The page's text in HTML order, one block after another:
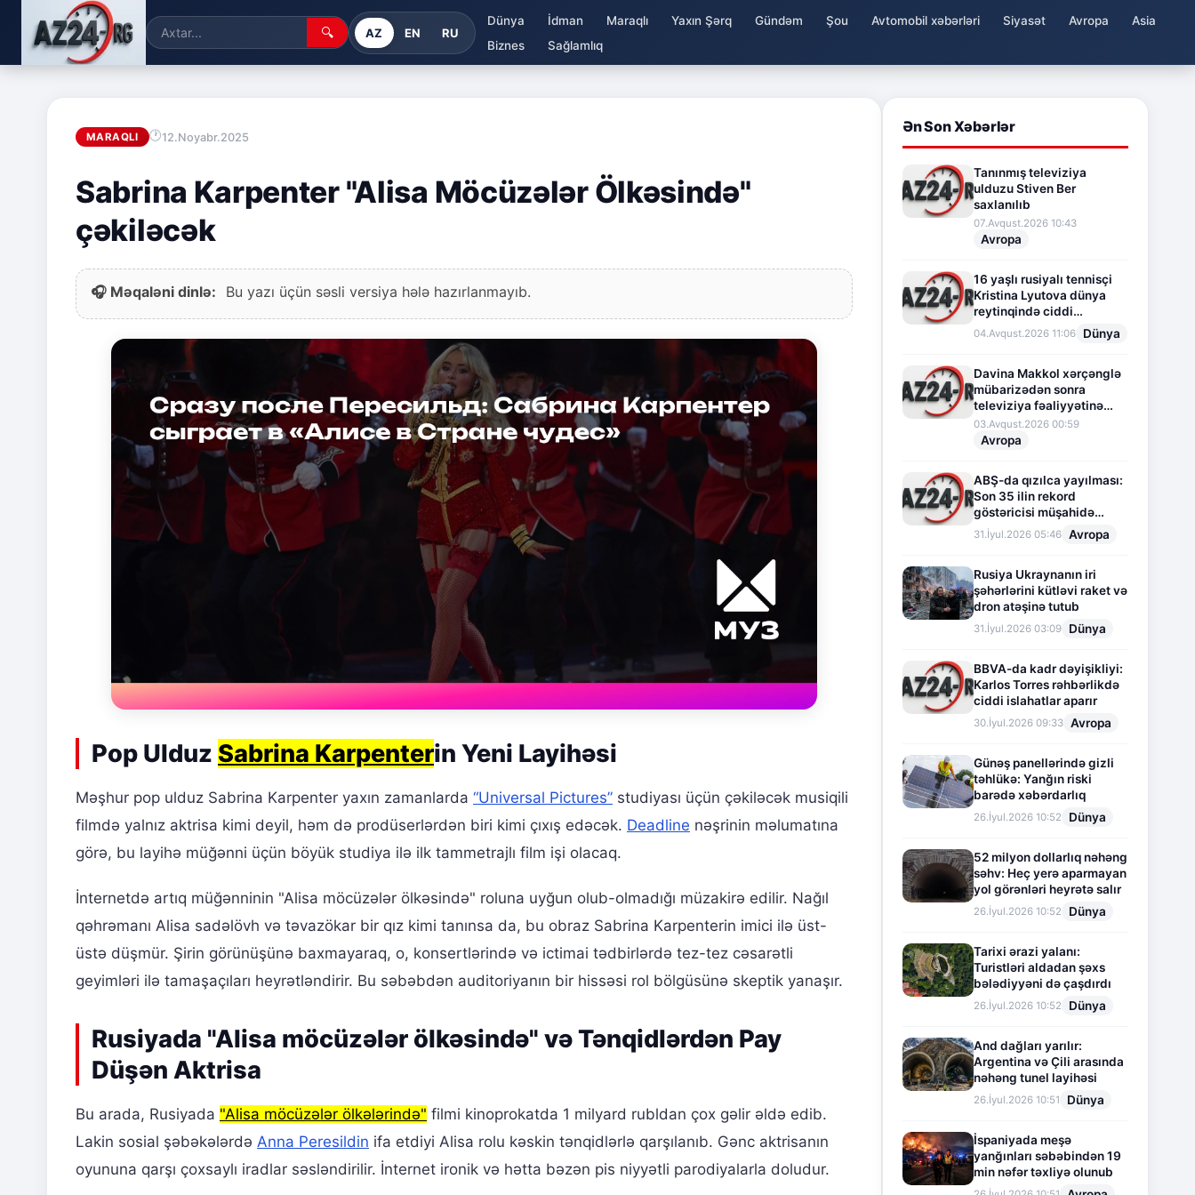
🔍 AZ EN RU
Dünya İdman Maraqlı Yaxın Şərq Gündəm Şou Avtomobil xəbərləri Siyasət Avropa
Asia
Biznes
Sağlamlıq
MARAQLI 12.Noyabr.2025
Sabrina Karpenter "Alisa Möcüzələr Ölkəsində"
çəkiləcək
🎧 Məqaləni dinlə: Bu yazı üçün səsli versiya hələ hazırlanmayıb.
Pop Ulduz Sabrina Karpenterin Yeni Layihəsi
Məşhur pop ulduz Sabrina Karpenter yaxın zamanlarda “Universal Pictures” studiyası üçün çəkiləcək musiqili
filmdə yalnız aktrisa kimi deyil, həm də prodüserlərdən biri kimi çıxış edəcək. Deadline nəşrinin məlumatına
görə, bu layihə müğənni üçün böyük studiya ilə ilk tammetrajlı film işi olacaq.
İnternetdə artıq müğənninin "Alisa möcüzələr ölkəsində" roluna uyğun olub-olmadığı müzakirə edilir. Nağıl
qəhrəmanı Alisa sadəlövh və təvazökar bir qız kimi tanınsa da, bu obraz Sabrina Karpenterin imici ilə üst-
üstə düşmür. Şirin görünüşünə baxmayaraq, o, konsertlərində və ictimai tədbirlərdə tez-tez cəsarətli
geyimləri ilə tamaşaçıları heyrətləndirir. Bu səbəbdən auditoriyanın bir hissəsi rol bölgüsünə skeptik yanaşır.
Rusiyada "Alisa möcüzələr ölkəsində" və Tənqidlərdən Pay
Düşən Aktrisa
Bu arada, Rusiyada "Alisa möcüzələr ölkələrində" filmi kinoprokatda 1 milyard rubldan çox gəlir əldə edib.
Lakin sosial şəbəkələrdə Anna Peresildin ifa etdiyi Alisa rolu kəskin tənqidlərlə qarşılanıb. Gənc aktrisanın
oyununa qarşı çoxsaylı iradlar səsləndirilir. İnternet ironik və hətta bəzən pis niyyətli parodiyalarla doludur.
Ən Son Xəbərlər
Tanınmış televiziya
ulduzu Stiven Ber
saxlanılıb
07.Avqust.2026 10:43
Avropa
16 yaşlı rusiyalı tennisçi
Kristina Lyutova dünya
reytinqində ciddi
irəliləyişə imza atdı
04.Avqust.2026 11:06 Dünya
Davina Makkol xərçənglə
mübarizədən sonra
televiziya fəaliyyətinə
fasilə verir
03.Avqust.2026 00:59
Avropa
ABŞ-da qızılca yayılması:
Son 35 ilin rekord
göstəricisi müşahidə
olunur
31.İyul.2026 05:46 Avropa
Rusiya Ukraynanın iri
şəhərlərini kütləvi raket və
dron atəşinə tutub
31.İyul.2026 03:09 Dünya
BBVA-da kadr dəyişikliyi:
Karlos Torres rəhbərlikdə
ciddi islahatlar aparır
30.İyul.2026 09:33 Avropa
Günəş panellərində gizli
təhlükə: Yanğın riski
barədə xəbərdarlıq
26.İyul.2026 10:52 Dünya
52 milyon dollarlıq nəhəng
səhv: Heç yerə aparmayan
yol görənləri heyrətə salır
26.İyul.2026 10:52 Dünya
Tarixi ərazi yalanı:
Turistləri aldadan şəxs
bələdiyyəni də çaşdırdı
26.İyul.2026 10:52 Dünya
And dağları yarılır:
Argentina və Çili arasında
nəhəng tunel layihəsi
26.İyul.2026 10:51 Dünya
İspaniyada meşə
yanğınları səbəbindən 19
min nəfər təxliyə olunub